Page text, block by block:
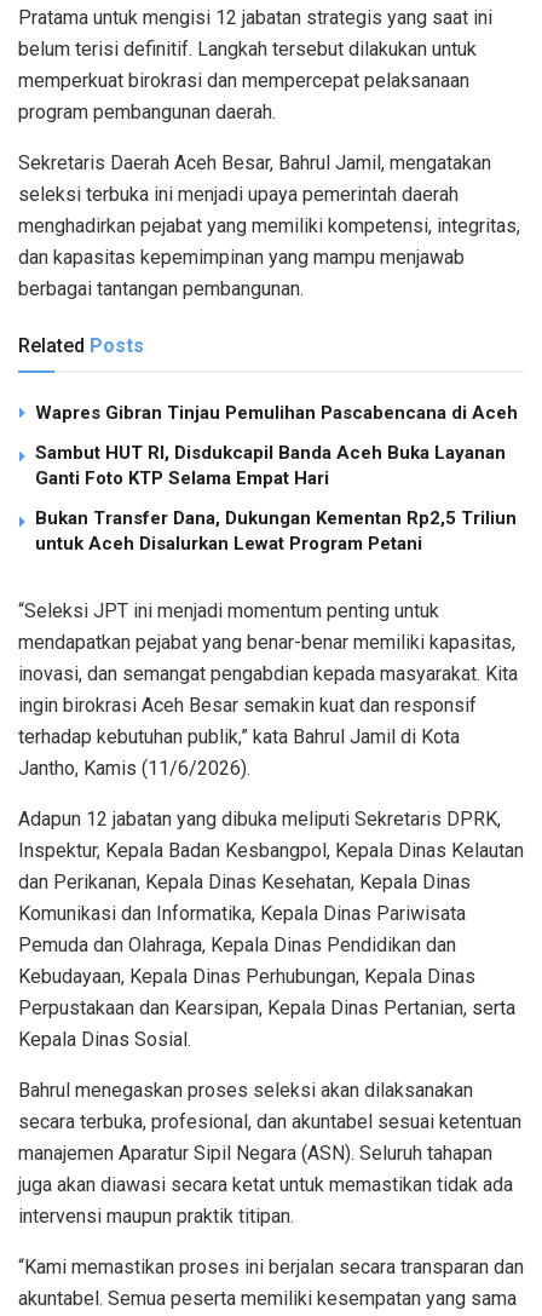
Pratama untuk mengisi 12 jabatan strategis yang saat ini
belum terisi definitif. Langkah tersebut dilakukan untuk
memperkuat birokrasi dan mempercepat pelaksanaan
program pembangunan daerah.
Sekretaris Daerah Aceh Besar, Bahrul Jamil, mengatakan
seleksi terbuka ini menjadi upaya pemerintah daerah
menghadirkan pejabat yang memiliki kompetensi, integritas,
dan kapasitas kepemimpinan yang mampu menjawab
berbagai tantangan pembangunan.
Related Posts
Wapres Gibran Tinjau Pemulihan Pascabencana di Aceh
Sambut HUT RI, Disdukcapil Banda Aceh Buka Layanan
Ganti Foto KTP Selama Empat Hari
Bukan Transfer Dana, Dukungan Kementan Rp2,5 Triliun
untuk Aceh Disalurkan Lewat Program Petani
“Seleksi JPT ini menjadi momentum penting untuk
mendapatkan pejabat yang benar-benar memiliki kapasitas,
inovasi, dan semangat pengabdian kepada masyarakat. Kita
ingin birokrasi Aceh Besar semakin kuat dan responsif
terhadap kebutuhan publik,” kata Bahrul Jamil di Kota
Jantho, Kamis (11/6/2026).
Adapun 12 jabatan yang dibuka meliputi Sekretaris DPRK,
Inspektur, Kepala Badan Kesbangpol, Kepala Dinas Kelautan
dan Perikanan, Kepala Dinas Kesehatan, Kepala Dinas
Komunikasi dan Informatika, Kepala Dinas Pariwisata
Pemuda dan Olahraga, Kepala Dinas Pendidikan dan
Kebudayaan, Kepala Dinas Perhubungan, Kepala Dinas
Perpustakaan dan Kearsipan, Kepala Dinas Pertanian, serta
Kepala Dinas Sosial.
Bahrul menegaskan proses seleksi akan dilaksanakan
secara terbuka, profesional, dan akuntabel sesuai ketentuan
manajemen Aparatur Sipil Negara (ASN). Seluruh tahapan
juga akan diawasi secara ketat untuk memastikan tidak ada
intervensi maupun praktik titipan.
“Kami memastikan proses ini berjalan secara transparan dan
akuntabel. Semua peserta memiliki kesempatan yang sama